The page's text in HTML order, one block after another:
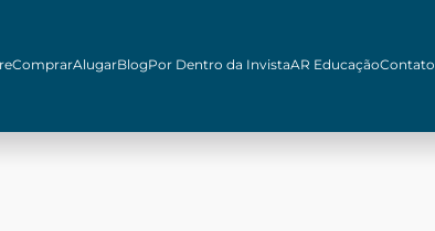
ComprarAlugarBlogPor Dentro da InvistaAR EducaçãoContato